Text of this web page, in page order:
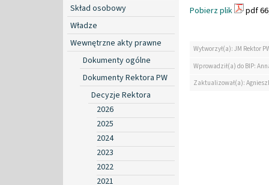
Skład osobowy
Władze
Wewnętrzne akty prawne
Dokumenty ogólne
Dokumenty Rektora PW
Decyzje Rektora
2026
2025
2024
2023
2022
2021
Pobierz plik
pdf
Wytworzył(a): JM Rektor
Wprowadził(a) do BIP:
Zaktualizował(a):